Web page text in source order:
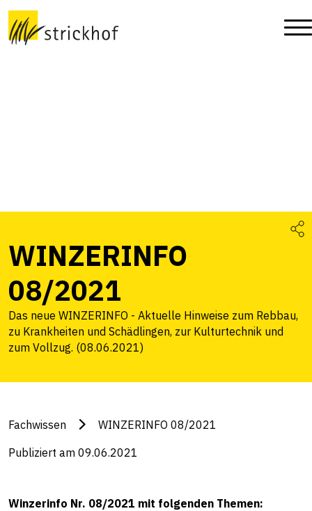
WINZERINFO
08/2021
Das neue WINZERINFO - Aktuelle Hinweise zum Rebbau,
zu Krankheiten und Schädlingen, zur Kulturtechnik und
zum Vollzug. (08.06.2021)
Fachwissen WINZERINFO 08/2021
Publiziert am 09.06.2021
Winzerinfo Nr. 08/2021 mit folgenden Themen: